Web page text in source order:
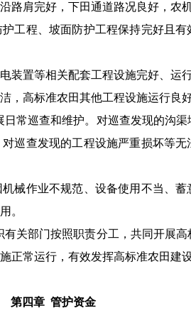
路肩完好， 下田通道路况良好 ， 农
护工程、坡面防护工程保持完好且有
装置等相关配套工程设施完好、运
，高标准农田其他工程设施运行良
日常巡查和维护。对巡查发现的沟
对巡查发现的工程设施严重损坏等无
机械作业不规范、设备使用不当 、
。
有关部门按照职责分工，共同开展
正常运行，有效发挥高标准农田建设
第四章 管护资金